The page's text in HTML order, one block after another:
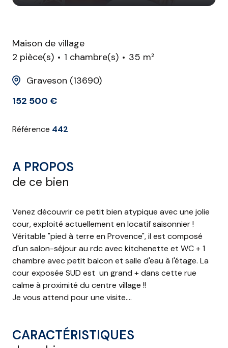
Maison de village
2 pièce(s)
1 chambre(s)
35 m²
Graveson (13690)
152 500 €
Référence 442
A PROPOS
de ce bien
Venez découvrir ce petit bien atypique avec une jolie
cour, exploité actuellement en locatif saisonnier !
Véritable "pied à terre en Provence", il est composé
d'un salon-séjour au rdc avec kitchenette et WC + 1
chambre avec petit balcon et salle d'eau à l'étage. La
cour exposée SUD est un grand + dans cette rue
calme à proximité du centre village !!
Je vous attend pour une visite....
CARACTÉRISTIQUES